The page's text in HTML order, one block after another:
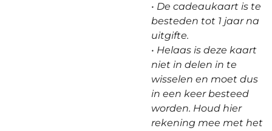
• De cadeaukaart is te
besteden tot 1 jaar na
uitgifte.
• Helaas is deze kaart
niet in delen in te
wisselen en moet dus
in een keer besteed
worden. Houd hier
rekening mee met het